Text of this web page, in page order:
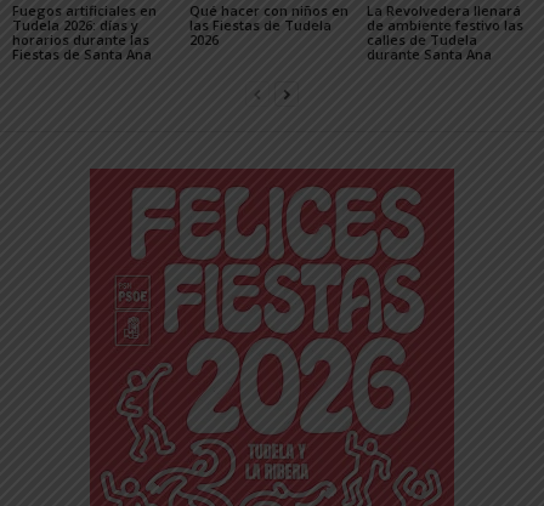
Fuegos artificiales en
Tudela 2026: días y
horarios durante las
Fiestas de Santa Ana
Qué hacer con niños en
las Fiestas de Tudela
2026
La Revolvedera llenará
de ambiente festivo las
calles de Tudela
durante Santa Ana